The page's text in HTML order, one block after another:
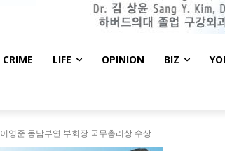
LIFE OPINION BIZ
영준 동남부연 부회장 국무총리상 수상